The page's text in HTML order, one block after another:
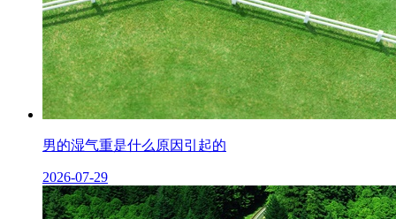
男的湿气重是什么原因引起的
2026-07-29